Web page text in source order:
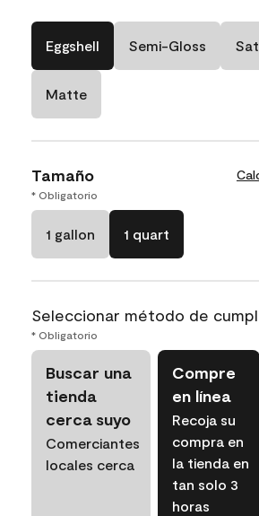
Eggshell Semi-Gloss
Matte
Tamaño
* Obligatorio
1 gallon 1 quart
Seleccionar método de
* Obligatorio
Buscar una
tienda
cerca suyo
Comerciantes
locales cerca
Compre
en línea
Recoja su
compra en
la tienda en
tan solo 3
horas